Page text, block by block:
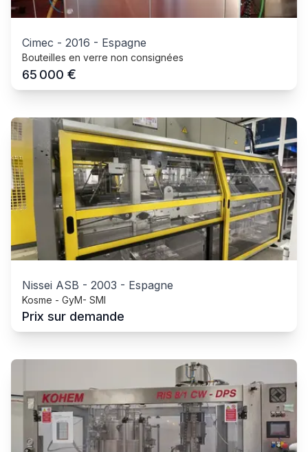
Cimec - 2016 - Espagne
Bouteilles en verre non consignées
65 000 €
Nissei ASB - 2003 - Espagne
Kosme - GyM- SMI
Prix sur demande